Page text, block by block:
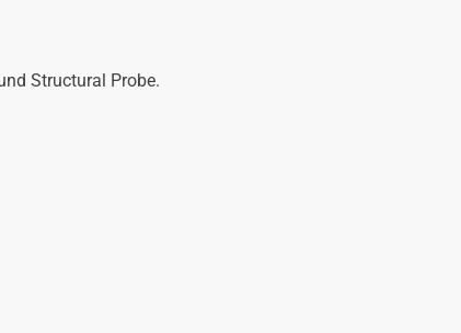
Structural Probe.